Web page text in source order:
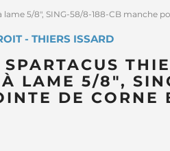
5/8", SING-58/8-188-CB manche
- THIERS ISSARD
À LAME 5/8",
DE CORNE